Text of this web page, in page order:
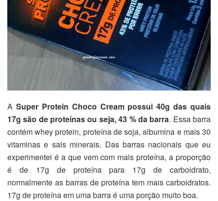
A Super Protein Choco Cream possui 40g das quais
17g são de proteínas ou seja, 43 % da barra. Essa barra
contém whey protein, proteína de soja, albumina e mais 30
vitaminas e sais minerais. Das barras nacionais que eu
experimentei é a que vem com mais proteína, a proporção
é de 17g de proteína para 17g de carboidrato,
normalmente as barras de proteína tem mais carboidratos.
17g de proteína em uma barra é uma porção muito boa.